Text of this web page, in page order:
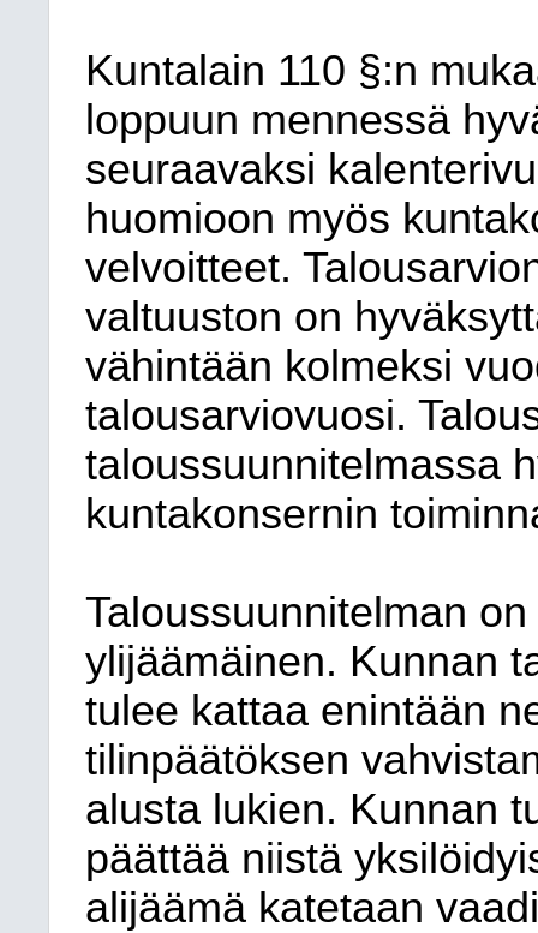
Kuntalain 110 §:n
loppuun mennessä
seuraavaksi
huomioon myös
velvoitteet.
valtuuston on
vähintään kolmeksi
talousarviovuosi.
taloussuunnitelmassa
kuntakonsernin
Taloussuunnitelman
ylijäämäinen. Kunnan
tulee kattaa enintään
tilinpäätöksen
alusta lukien. Kunnan
päättää niistä
alijäämä katetaan